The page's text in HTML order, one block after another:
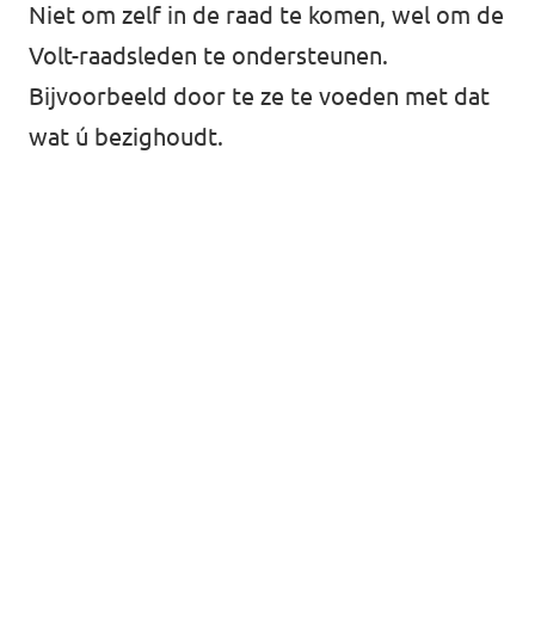
Niet om zelf in de raad te komen, wel om de
Volt-raadsleden te ondersteunen.
Bijvoorbeeld door te ze te voeden met dat
wat ú bezighoudt.